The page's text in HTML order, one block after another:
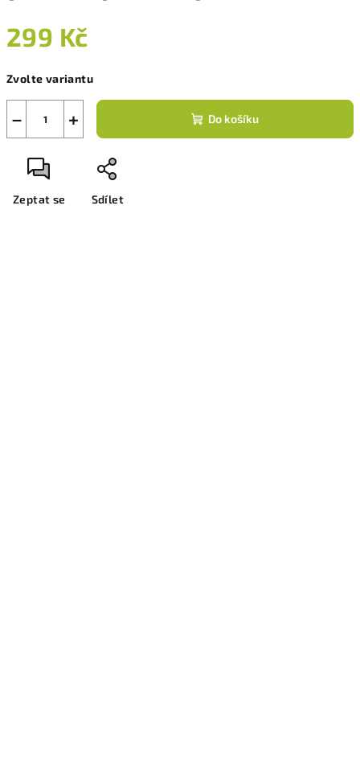
299 Kč
cena:
Zvolte variantu
+
− Do košíku
Zeptat se Sdílet